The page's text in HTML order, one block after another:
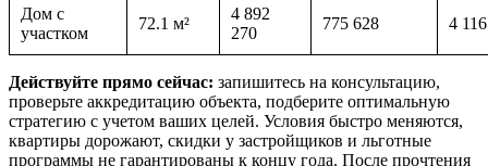
Дом с
участком
72.1 м²
4 892
270
775 628 4
Действуйте прямо сейчас: запишитесь на консультацию,
проверьте аккредитацию объекта, подберите оптимальную
стратегию с учетом ваших целей. Условия быстро меняются,
квартиры дорожают, скидки у застройщиков и льготные
программы не гарантированы к концу года. После прочтения